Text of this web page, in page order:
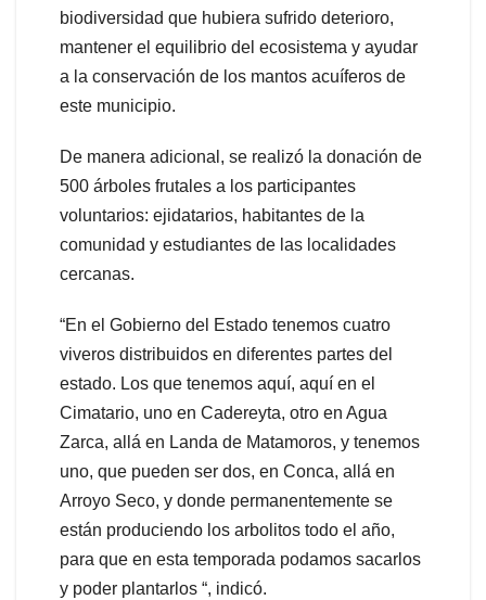
biodiversidad que hubiera sufrido deterioro,
mantener el equilibrio del ecosistema y ayudar
a la conservación de los mantos acuíferos de
este municipio.
De manera adicional, se realizó la donación de
500 árboles frutales a los participantes
voluntarios: ejidatarios, habitantes de la
comunidad y estudiantes de las localidades
cercanas.
“En el Gobierno del Estado tenemos cuatro
viveros distribuidos en diferentes partes del
estado. Los que tenemos aquí, aquí en el
Cimatario, uno en Cadereyta, otro en Agua
Zarca, allá en Landa de Matamoros, y tenemos
uno, que pueden ser dos, en Conca, allá en
Arroyo Seco, y donde permanentemente se
están produciendo los arbolitos todo el año,
para que en esta temporada podamos sacarlos
y poder plantarlos “, indicó.